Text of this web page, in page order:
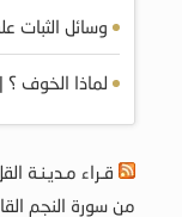
وسائل الثبات
لماذا الخوف ؟
قـراء مـديـنـة
من سورة النجم